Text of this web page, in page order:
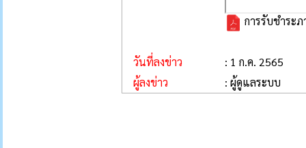
การรับชำระ
วันที่ลงข่าว
: 1 ก.ค. 2565
ผู้ลงข่าว
: ผู้ดูแลระบบ